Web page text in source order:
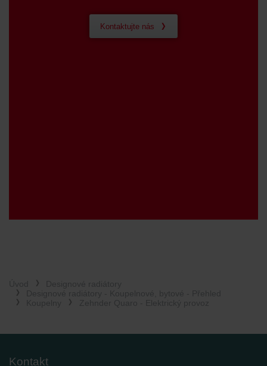
Kontaktujte nás
Kontakt